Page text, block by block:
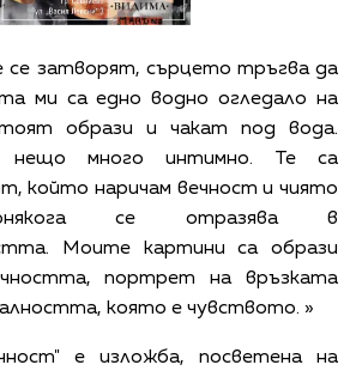
се затворят, сърцето тръгва да
ми са едно водно огледало на
образи и чакат под вода.
нещо много интимно. Те са
който наричам вечност и чиято
се отразява в
Моите картини са образи
портрет на връзката
която е чувството. »
е изложба, посветена на